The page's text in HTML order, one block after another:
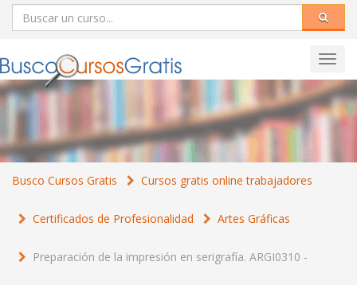
Busco Cursos Gratis Cursos gratis online trabajadores
Certificados de Profesionalidad Artes Gráficas
Preparación de la impresión en serigrafía. ARGI0310 -